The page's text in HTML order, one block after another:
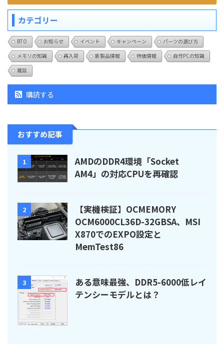
カテゴリー
BTO お知らせ イベント キャンペーン
パーツの選び方
メモリの知識
再入荷 新製品情報 特価情報
自作PCの知識
雑談
購読する
おすすめ記事
1
AMDのDDR4環境「Socket
AM4」の対応CPUを再確認
2
【実機検証】OCMEMORY
OCM6000CL36D-32GBSA、MSI
X870でのEXPO設定と
MemTest86
3
ある意味最強、DDR5-6000低レイ
テンシーモデルとは？